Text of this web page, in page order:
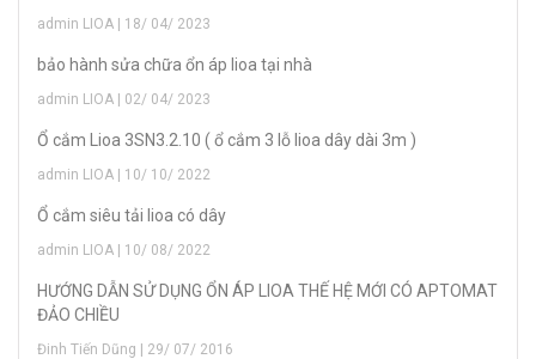
admin LIOA | 18/ 04/ 2023
bảo hành sửa chữa ổn áp lioa tại nhà
admin LIOA | 02/ 04/ 2023
Ổ cắm Lioa 3SN3.2.10 ( ổ cắm 3 lỗ lioa dây dài 3m )
admin LIOA | 10/ 10/ 2022
Ổ cắm siêu tải lioa có dây
admin LIOA | 10/ 08/ 2022
HƯỚNG DẪN SỬ DỤNG ỔN ÁP LIOA THẾ HỆ MỚI CÓ APTOMAT
ĐẢO CHIỀU
Đinh Tiến Dũng | 29/ 07/ 2016